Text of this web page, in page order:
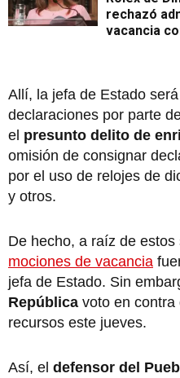
rechazó
vacancia
Allí, la jefa de Estado
declaraciones por parte
el presunto delito de
omisión de consignar
por el uso de relojes de
y otros.
De hecho, a raíz de
mociones de vacancia
jefa de Estado. Sin
República voto en contra
recursos este jueves.
Así, el defensor del